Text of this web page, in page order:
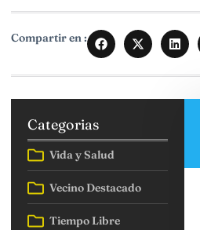
Compartir en :
Categorias
Vida y Salud
Vecino Destacado
Tiempo Libre